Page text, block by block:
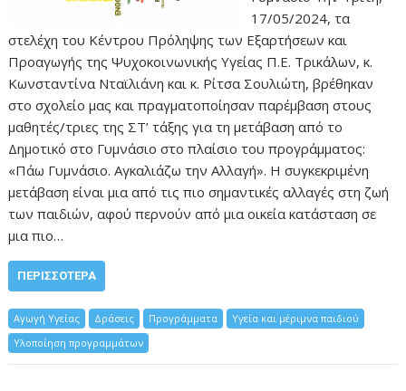
17/05/2024, τα
στελέχη του Κέντρου Πρόληψης των Εξαρτήσεων και
Προαγωγής της Ψυχοκοινωνικής Υγείας Π.Ε. Τρικάλων, κ.
Κωνσταντίνα Νταϊλιάνη και κ. Ρίτσα Σουλιώτη, βρέθηκαν
στο σχολείο μας και πραγματοποίησαν παρέμβαση στους
μαθητές/τριες της ΣΤ’ τάξης για τη μετάβαση από το
Δημοτικό στο Γυμνάσιο στο πλαίσιο του προγράμματος:
«Πάω Γυμνάσιο. Αγκαλιάζω την Αλλαγή». Η συγκεκριμένη
μετάβαση είναι μια από τις πιο σημαντικές αλλαγές στη ζωή
των παιδιών, αφού περνούν από μια οικεία κατάσταση σε
μια πιο…
ΠΕΡΙΣΣΌΤΕΡΑ
Αγωγή Υγείας Δράσεις Προγράμματα
Υγεία και μέριμνα παιδιού
Υλοποίηση προγραμμάτων